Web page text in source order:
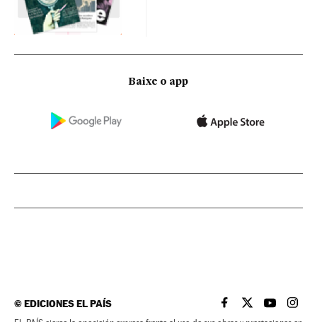
Baixe o app
©EDICIONES EL PAÍS EL PAÍS BRASIL EN
EL PAÍSEL PAÍS
EL